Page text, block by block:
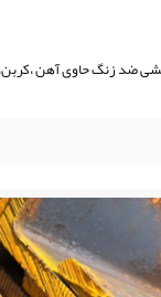
ضد زنگ حاوی آهن